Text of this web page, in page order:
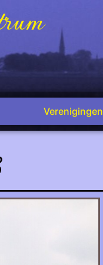
Verenigingen